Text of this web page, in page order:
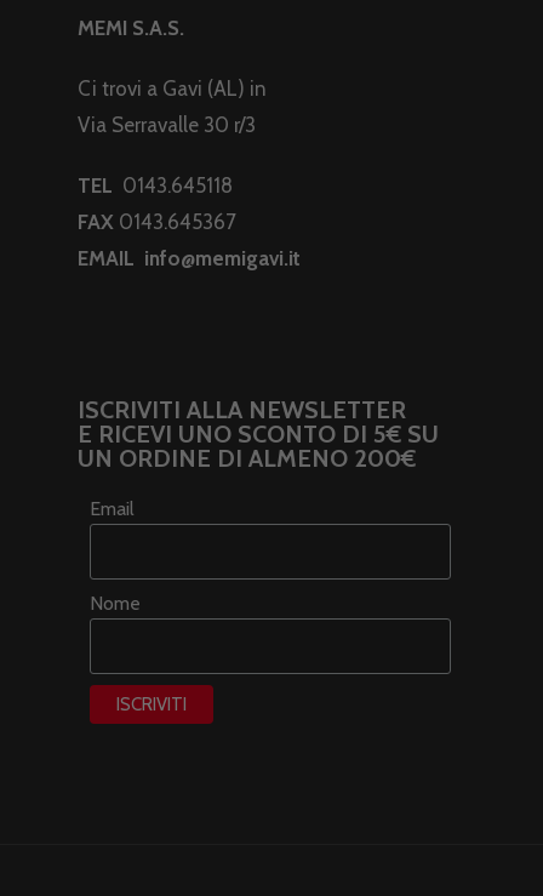
MEMI S.A.S.
Ci trovi a Gavi (AL) in
Via Serravalle 30 r/3
TEL 0143.645118
FAX 0143.645367
EMAIL info@memigavi.it
ISCRIVITI ALLA NEWSLETTER
E RICEVI UNO SCONTO DI 5€ SU
UN ORDINE DI ALMENO 200€
Email
Nome